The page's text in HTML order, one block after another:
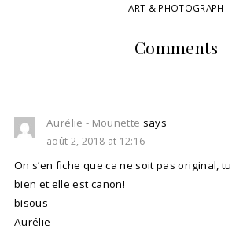
ART & PHOTOGRAPH
Comments
Aurélie - Mounette says
août 2, 2018 at 12:16
On s’en fiche que ca ne soit pas original,
bien et elle est canon!
bisous
Aurélie